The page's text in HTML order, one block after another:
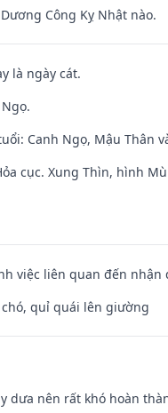
Công Kỵ Nhật nào.
là ngày cát.
Canh Ngọ, Mậu Thân
cục. Xung Thìn, hình
việc liên quan đến
chó, quỉ quái lên giường
dưa nên rất khó hoàn